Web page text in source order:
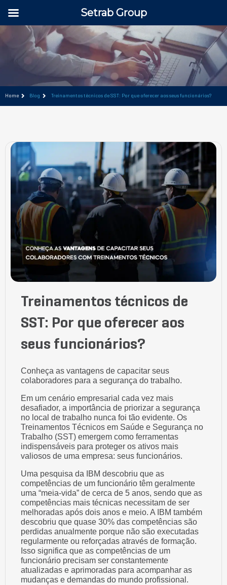
Home Blog Treinamentos técnicos de SST: Por que oferecer aos seus funcionários?
Treinamentos técnicos de
SST: Por que oferecer aos
seus funcionários?
Conheça as vantagens de capacitar seus
colaboradores para a segurança do trabalho.
Em um cenário empresarial cada vez mais
desafiador, a importância de priorizar a segurança
no local de trabalho nunca foi tão evidente. Os
Treinamentos Técnicos em Saúde e Segurança no
Trabalho (SST) emergem como ferramentas
indispensáveis para proteger os ativos mais
valiosos de uma empresa: seus funcionários.
Uma pesquisa da IBM descobriu que as
competências de um funcionário têm geralmente
uma “meia-vida” de cerca de 5 anos, sendo que as
competências mais técnicas necessitam de ser
melhoradas após dois anos e meio. A IBM também
descobriu que quase 30% das competências são
perdidas anualmente porque não são executadas
regularmente ou reforçadas através de formação.
Isso significa que as competências de um
funcionário precisam ser constantemente
atualizadas e aprimoradas para acompanhar as
mudanças e demandas do mundo profissional.
Setrab Group